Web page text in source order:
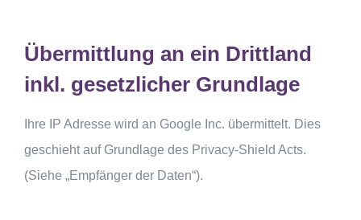
Übermittlung an ein Drittland
inkl. gesetzlicher Grundlage
Ihre IP Adresse wird an Google Inc. übermittelt. Dies
geschieht auf Grundlage des Privacy-Shield Acts.
(Siehe „Empfänger der Daten“).